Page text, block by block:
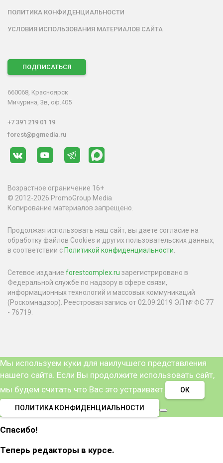
ПОЛИТИКА КОНФИДЕНЦИАЛЬНОСТИ
УСЛОВИЯ ИСПОЛЬЗОВАНИЯ МАТЕРИАЛОВ САЙТА
ПОДПИСАТЬСЯ
660068, Красноярск
Мичурина, 3в, оф.405
+7 391 219 01 19
forest@pgmedia.ru
Возрастное ограничение 16+
© 2012-2026 PromoGroup Media
Копирование материалов запрещено.
Продолжая использовать наш сайт, вы даете согласие на
обработку файлов Cookies и других пользовательских данных,
в соответствии с Политикой конфиденциальности
Сетевое издание forestcomplex.ru зарегистрировано в
Федеральной службе по надзору в сфере связи,
информационных технологий и массовых коммуникаций
(Роскомнадзор). Реестровая запись от 02.09.2019 ЭЛ № ФС 77
- 76719.
Мы используем куки для наилучшего представления
нашего сайта. Если Вы продолжите использовать сайт,
мы будем считать что Вас это устраивает.
ОК
ПОЛИТИКА КОНФИДЕНЦИАЛЬНОСТИ
Спасибо!
Теперь редакторы в курсе.